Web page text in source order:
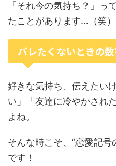
「それ今の気持ち？」っ
たことがあります…（笑）
バレたくないときの
好きな気持ち、伝えたい
い」「友達に冷やかされ
よね。
そんな時こそ、“恋愛記
です！